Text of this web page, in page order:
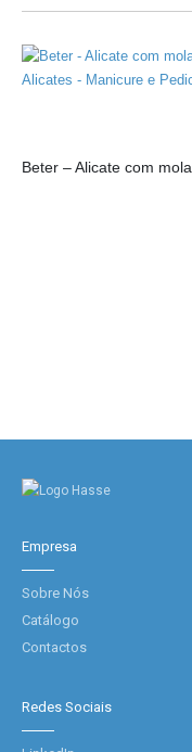
Beter – Alicate com mola
Empresa
Sobre Nós
Catálogo
Contactos
Redes Sociais